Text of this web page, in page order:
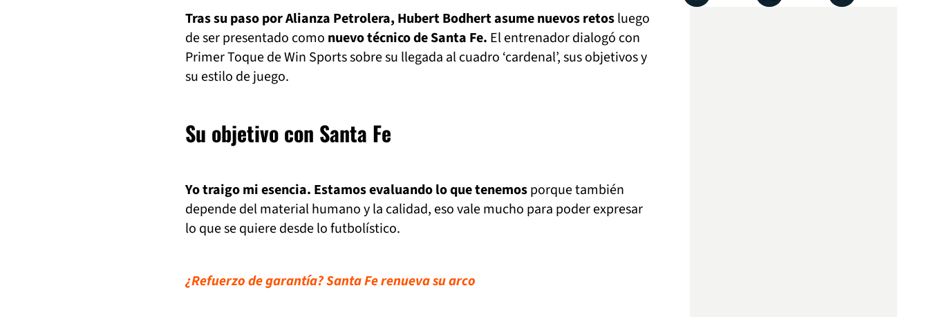
Tras su paso por Alianza Petrolera, Hubert Bodhert asume nuevos retosluego
de ser presentado como nuevo técnico de Santa Fe. El entrenador dialogó con
Primer Toque de Win Sports sobre su llegada al cuadro ‘cardenal’, sus objetivos y
su estilo de juego.
Su objetivo con Santa Fe
Yo traigo mi esencia. Estamos evaluando lo que tenemosporque también
depende del material humano y la calidad, eso vale mucho para poder expresar
lo que se quiere desde lo futbolístico.
¿Refuerzo de garantía? Santa Fe renueva su arco